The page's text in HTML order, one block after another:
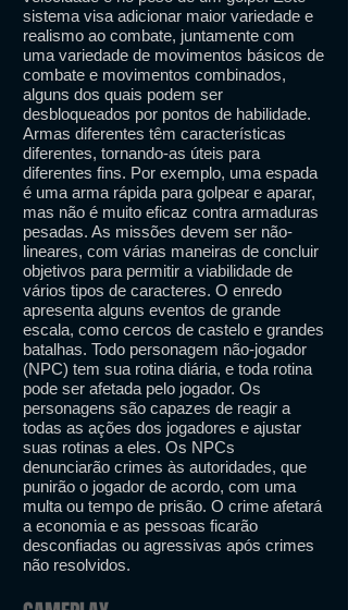
sistema visa adicionar maior variedade e
realismo ao combate, juntamente com
uma variedade de movimentos básicos de
combate e movimentos combinados,
alguns dos quais podem ser
desbloqueados por pontos de habilidade.
Armas diferentes têm características
diferentes, tornando-as úteis para
diferentes fins. Por exemplo, uma espada
é uma arma rápida para golpear e aparar,
mas não é muito eficaz contra armaduras
pesadas. As missões devem ser não-
lineares, com várias maneiras de concluir
objetivos para permitir a viabilidade de
vários tipos de caracteres. O enredo
apresenta alguns eventos de grande
escala, como cercos de castelo e grandes
batalhas. Todo personagem não-jogador
(NPC) tem sua rotina diária, e toda rotina
pode ser afetada pelo jogador. Os
personagens são capazes de reagir a
todas as ações dos jogadores e ajustar
suas rotinas a eles. Os NPCs
denunciarão crimes às autoridades, que
punirão o jogador de acordo, com uma
multa ou tempo de prisão. O crime afetará
a economia e as pessoas ficarão
desconfiadas ou agressivas após crimes
não resolvidos.